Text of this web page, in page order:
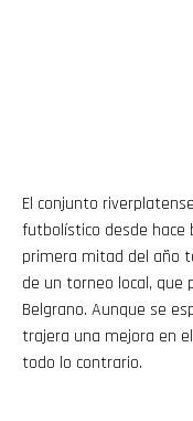
El conjunto
futbolístico desde
primera mitad del año
de un torneo local, que
Belgrano. Aunque se
trajera una mejora en
todo lo contrario.